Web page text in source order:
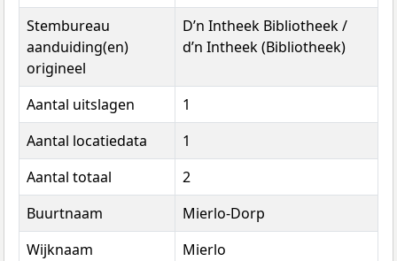
Stembureau
aanduiding(en)
origineel
D’n Intheek Bibliotheek /
d’n Intheek (Bibliotheek)
Aantal uitslagen
1
Aantal locatiedata
1
Aantal totaal
2
Buurtnaam
Mierlo-Dorp
Wijknaam
Mierlo